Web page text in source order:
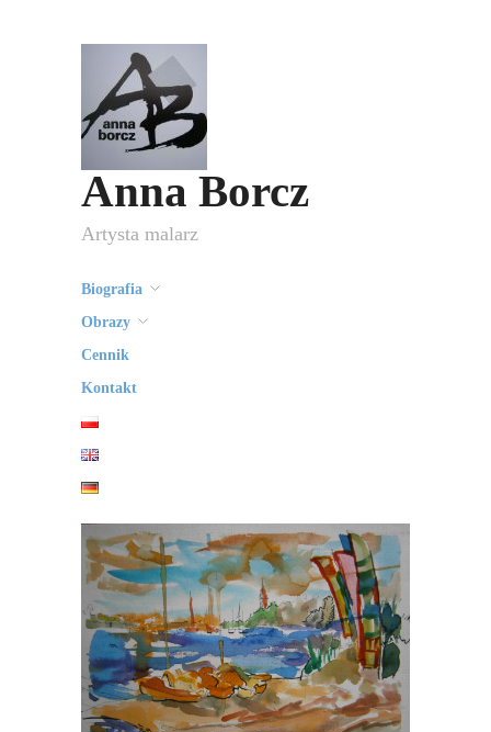
Anna Borcz
Artysta malarz
Biografia
Obrazy
Cennik
Kontakt